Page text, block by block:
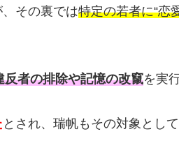
その裏では特定の若者に“恋
反者の排除や記憶の改竄を実
とされ、瑞帆もその対象とし